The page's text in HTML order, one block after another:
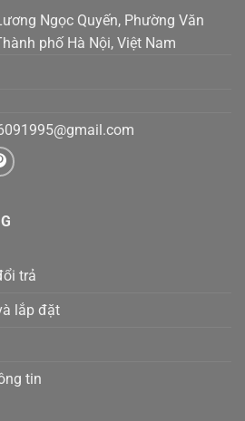
Ngọc Quyến, Phường Văn
phố Hà Nội, Việt Nam
m
trả
lắp đặt
tin